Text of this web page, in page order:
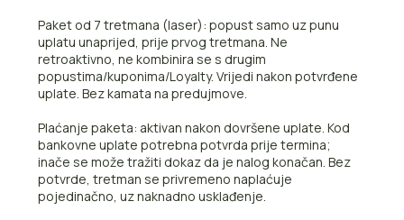
Paket od 7 tretmana (laser): popust samo uz punu
uplatu unaprijed, prije prvog tretmana. Ne
retroaktivno, ne kombinira se s drugim
popustima/kuponima/Loyalty. Vrijedi nakon potvrđene
uplate. Bez kamata na predujmove.
Plaćanje paketa: aktivan nakon dovršene uplate. Kod
bankovne uplate potrebna potvrda prije termina;
inače se može tražiti dokaz da je nalog konačan. Bez
potvrde, tretman se privremeno naplaćuje
pojedinačno, uz naknadno usklađenje.